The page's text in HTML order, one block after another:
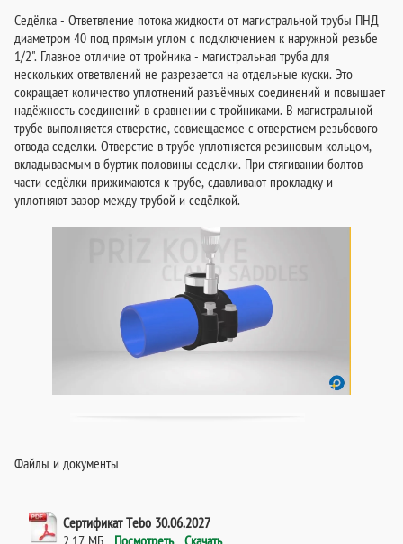
Седёлка - Ответвление потока жидкости от магистральной трубы ПНД
диаметром 40 под прямым углом с подключением к наружной резьбе
1/2". Главное отличие от тройника - магистральная труба для
нескольких ответвлений не разрезается на отдельные куски. Это
сокращает количество уплотнений разъёмных соединений и повышает
надёжность соединений в сравнении с тройниками. В магистральной
трубе выполняется отверстие, совмещаемое с отверстием резьбового
отвода седелки. Отверстие в трубе уплотняется резиновым кольцом,
вкладываемым в буртик половины седелки. При стягивании болтов
части седёлки прижимаются к трубе, сдавливают прокладку и
уплотняют зазор между трубой и седёлкой.
Файлы и документы
Сертификат Тebo 30.06.2027
2.17 МБ Посмотреть Скачать